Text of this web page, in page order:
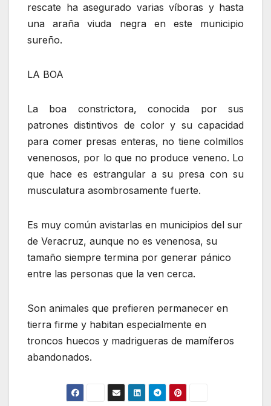
rescate ha asegurado varias víboras y hasta
una araña viuda negra en este municipio
sureño.
LA BOA
La boa constrictora, conocida por sus
patrones distintivos de color y su capacidad
para comer presas enteras, no tiene colmillos
venenosos, por lo que no produce veneno. Lo
que hace es estrangular a su presa con su
musculatura asombrosamente fuerte.
Es muy común avistarlas en municipios del sur
de Veracruz, aunque no es venenosa, su
tamaño siempre termina por generar pánico
entre las personas que la ven cerca.
Son animales que prefieren permanecer en
tierra firme y habitan especialmente en
troncos huecos y madrigueras de mamíferos
abandonados.